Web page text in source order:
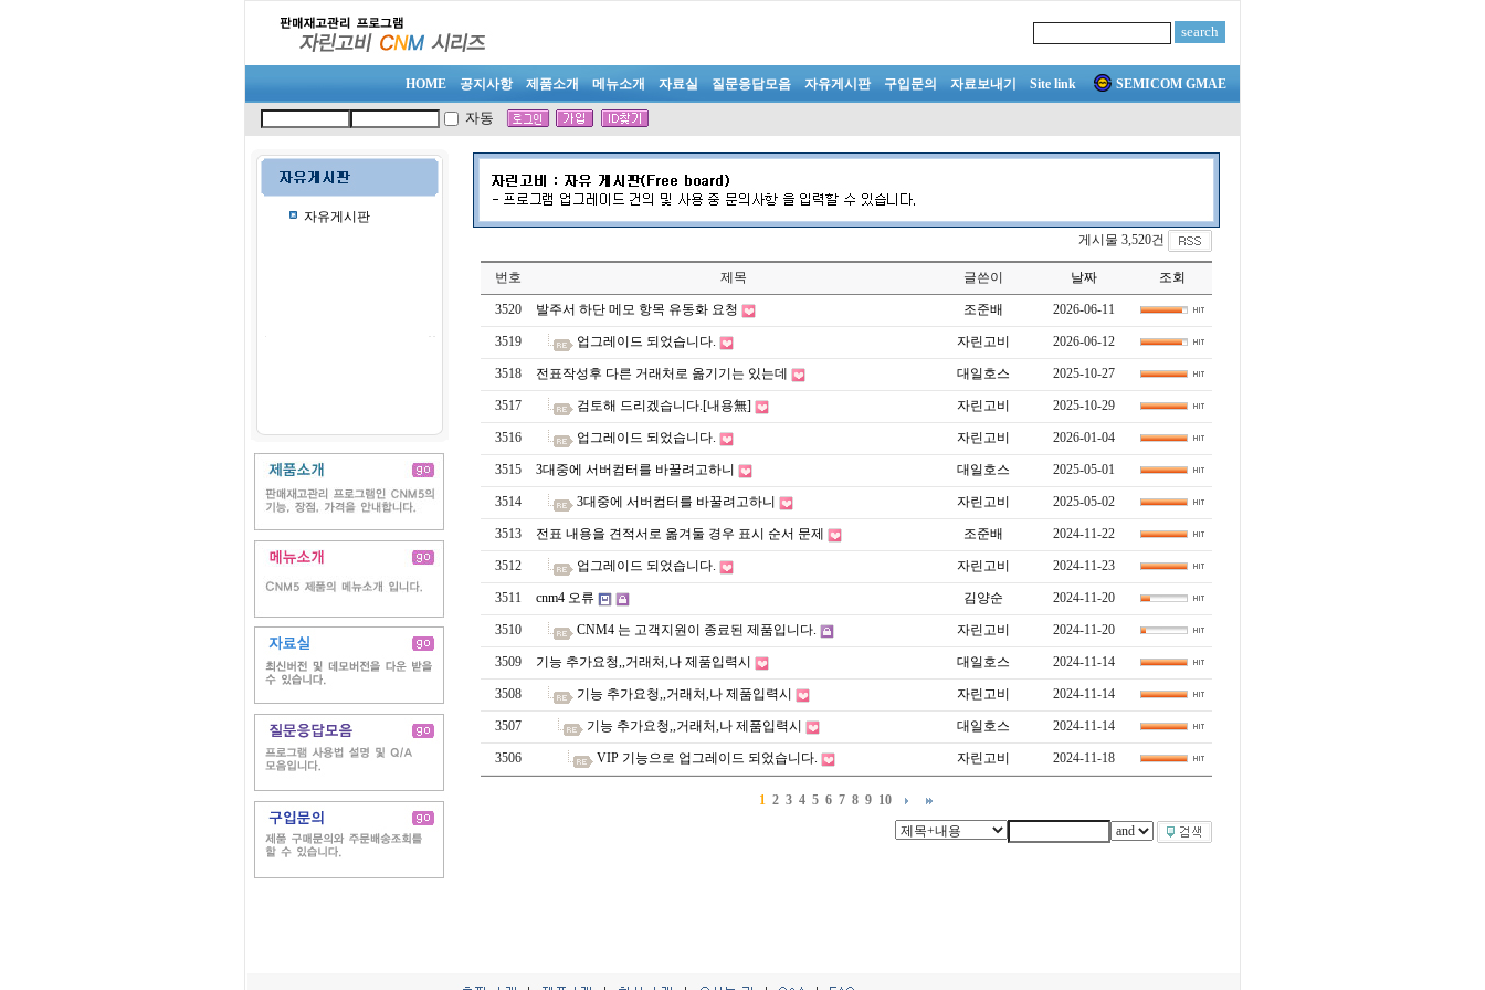
HOME 공지사항 제품소개 메뉴소개 자료실 질문응답모음 자유게시판 구입문의 자료보내기 Site link SEMICOM GMAE
자동
자유게시판
게시물 3,520건
번호 제목 글쓴이 날짜 조회
3520 발주서 하단 메모 항목 유동화 요청 조준배 2026-06-11
3519 업그레이드 되었습니다. 자린고비 2026-06-12
3518 전표작성후 다른 거래처로 옮기기는 있는데 대일호스 2025-10-27
3517 검토해 드리겠습니다.[내용無] 자린고비 2025-10-29
3516 업그레이드 되었습니다. 자린고비 2026-01-04
3515 3대중에 서버컴터를 바꿀려고하니 대일호스 2025-05-01
3514 3대중에 서버컴터를 바꿀려고하니 자린고비 2025-05-02
3513 전표 내용을 견적서로 옮겨둘 경우 표시 순서 문제 조준배 2024-11-22
3512 업그레이드 되었습니다. 자린고비 2024-11-23
3511 cnm4 오류 김양순 2024-11-20
3510 CNM4 는 고객지원이 종료된 제품입니다. 자린고비 2024-11-20
3509 기능 추가요청,,거래처,나 제품입력시 대일호스 2024-11-14
3508 기능 추가요청,,거래처,나 제품입력시 자린고비 2024-11-14
3507 기능 추가요청,,거래처,나 제품입력시 대일호스 2024-11-14
3506 VIP 기능으로 업그레이드 되었습니다. 자린고비 2024-11-18
1 2 3 4 5 6 7 8 9 10